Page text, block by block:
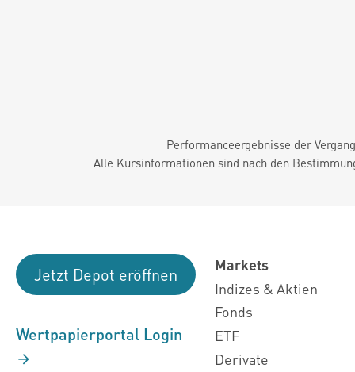
Performanceergebnisse der
Alle Kursinformationen sind nach den
Jetzt Depot eröffnen
Wertpapierportal Login
Markets
Indizes & Aktien
Fonds
ETF
Derivate